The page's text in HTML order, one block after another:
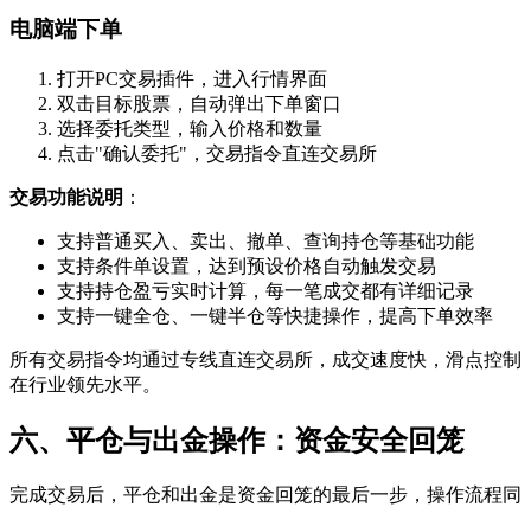
电脑端下单
打开PC交易插件，进入行情界面
双击目标股票，自动弹出下单窗口
选择委托类型，输入价格和数量
点击"确认委托"，交易指令直连交易所
交易功能说明 ‌：
支持普通买入、卖出、撤单、查询持仓等基础功能
支持条件单设置，达到预设价格自动触发交易
支持持仓盈亏实时计算，每一笔成交都有详细记录
支持一键全仓、一键半仓等快捷操作，提高下单效率
所有交易指令均通过专线直连交易所，成交速度快，滑点控制
在行业领先水平。
六、平仓与出金操作：资金安全回笼
完成交易后，平仓和出金是资金回笼的最后一步，操作流程同